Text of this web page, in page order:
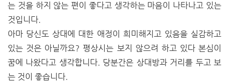
는 것을 하지 않는 편이 좋다고 생각하는 마음이 나타나고 있는
것입니다.
아마 당신도 상대에 대한 애정이 희미해지고 있음을 실감하고
있는 것은 아닐까요? 평상시는 보지 않으려 하고 있다 본심이
꿈에 나왔다고 생각합니다. 당분간은 상대방과 거리를 두고 보
는 것이 좋습니다.